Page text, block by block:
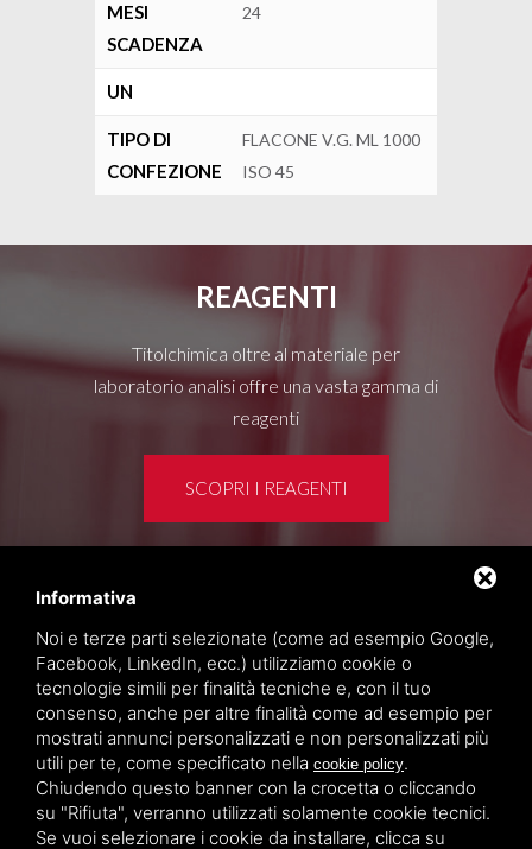
MESI
SCADENZA
24
UN
TIPO DI
CONFEZIONE
FLACONE V.G. ML 1000
ISO 45
REAGENTI
Titolchimica oltre al materiale per
laboratorio analisi offre una vasta gamma di
reagenti
SCOPRI I REAGENTI
Area clienti
Privacy policy
Sitemap
TITOLCHIMICA SPA - VIA DELL'ARTIGIANATO, 2
(MACROAREA) 45030 VILLAMARZANA (RO) ITALY,
TEL +39 0425 492644. P.I. 00748970290
Informativa
Noi e terze parti selezionate (come ad esempio Google,
Facebook, LinkedIn, ecc.) utilizziamo cookie o
tecnologie simili per finalità tecniche e, con il tuo
consenso, anche per altre finalità come ad esempio per
mostrati annunci personalizzati e non personalizzati più
utili per te, come specificato nella cookie policy.
Chiudendo questo banner con la crocetta o cliccando
su "Rifiuta", verranno utilizzati solamente cookie tecnici.
Se vuoi selezionare i cookie da installare, clicca su